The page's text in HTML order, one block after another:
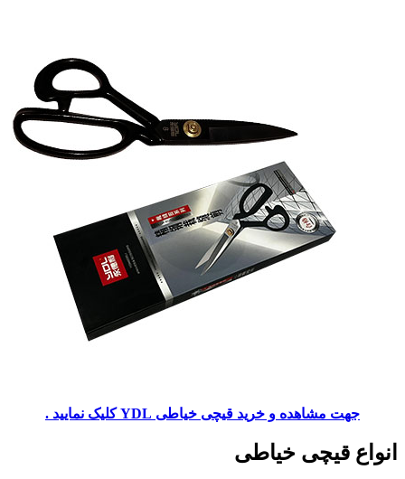
جهت مشاهده و خرید قیچی خیاطی YDL کلیک نمایید .
انواع قیچی خیاطی